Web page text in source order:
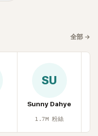
全部 →
SU
Sunny Dahye
1.7M 粉絲